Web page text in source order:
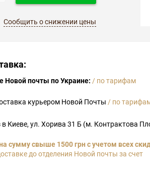
Сообщить о снижении цены
Новой почты по Украине: / по тарифам
курьером Новой Почты / по
Киеве, ул. Хорива 31 Б (м. Контрактова
сумму свыше 1500 грн с учетом всех
до отделения Новой почты за счет